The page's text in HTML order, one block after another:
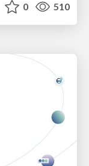
0 510